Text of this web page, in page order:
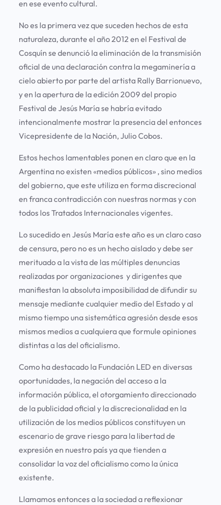
en ese evento cultural.
No es la primera vez que suceden hechos de esta
naturaleza, durante el año 2012 en el Festival de
Cosquín se denunció la eliminación de la transmisión
oficial de una declaración contra la megaminería a
cielo abierto por parte del artista Rally Barrionuevo,
y en la apertura de la edición 2009 del propio
Festival de Jesús María se habría evitado
intencionalmente mostrar la presencia del entonces
Vicepresidente de la Nación, Julio Cobos.
Estos hechos lamentables ponen en claro que en la
Argentina no existen «medios públicos» , sino medios
del gobierno, que este utiliza en forma discrecional
en franca contradicción con nuestras normas y con
todos los Tratados Internacionales vigentes.
Lo sucedido en Jesús María este año es un claro caso
de censura, pero no es un hecho aislado y debe ser
merituado a la vista de las múltiples denuncias
realizadas por organizaciones y dirigentes que
manifiestan la absoluta imposibilidad de difundir su
mensaje mediante cualquier medio del Estado y al
mismo tiempo una sistemática agresión desde esos
mismos medios a cualquiera que formule opiniones
distintas a las del oficialismo.
Como ha destacado la Fundación LED en diversas
oportunidades, la negación del acceso a la
información pública, el otorgamiento direccionado
de la publicidad oficial y la discrecionalidad en la
utilización de los medios públicos constituyen un
escenario de grave riesgo para la libertad de
expresión en nuestro país ya que tienden a
consolidar la voz del oficialismo como la única
existente.
Llamamos entonces a la sociedad a reflexionar